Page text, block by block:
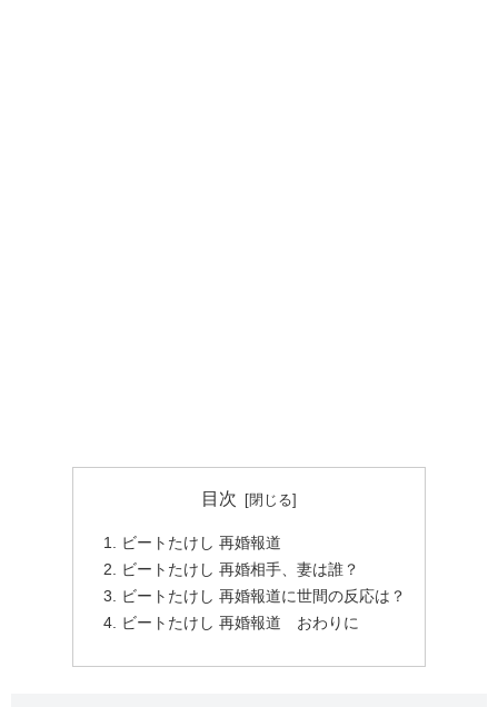
目次
ビートたけし 再婚報道
ビートたけし 再婚相手、妻は誰？
ビートたけし 再婚報道に世間の反応は？
ビートたけし 再婚報道 おわりに